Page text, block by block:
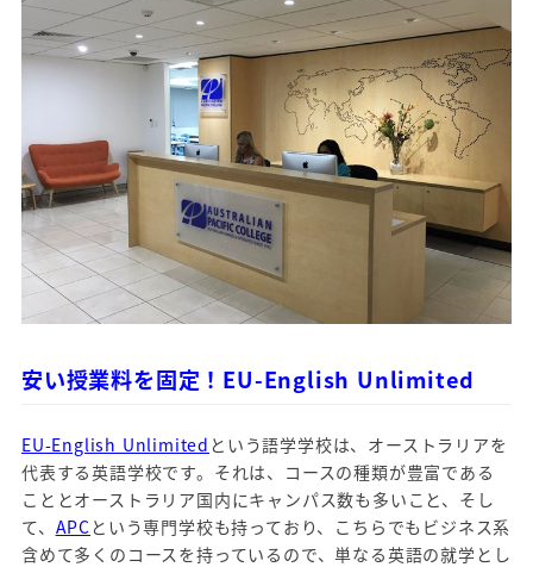
安い授業料を固定！EU-English Unlimited
EU-English Unlimited という語学学校は、オーストラリアを
代表する英語学校です。それは、コースの種類が豊富である
こととオーストラリア国内にキャンパス数も多いこと、そし
て、 APC という専門学校も持っており、こちらでもビジネス系
含めて多くのコースを持っているので、単なる英語の就学とし